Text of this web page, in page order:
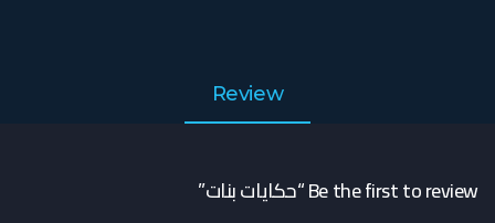
Review
Be the first to review “حكايات بنات”